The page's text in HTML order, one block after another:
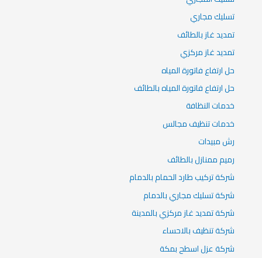
تسليك مجاري
تمديد غاز بالطائف
تمديد غاز مركزي
حل ارتفاع فاتورة المياه
حل ارتفاع فاتورة المياه بالطائف
خدمات النظافة
خدمات تنظيف مجالس
رش مبيدات
رميم ممنازل بالطائف
شركة تركيب طارد الحمام بالدمام
شركة تسليك مجاري بالدمام
شركة تمديد غاز مركزي بالمدينة
شركة تنظيف بالاحساء
شركة عزل اسطح بمكة